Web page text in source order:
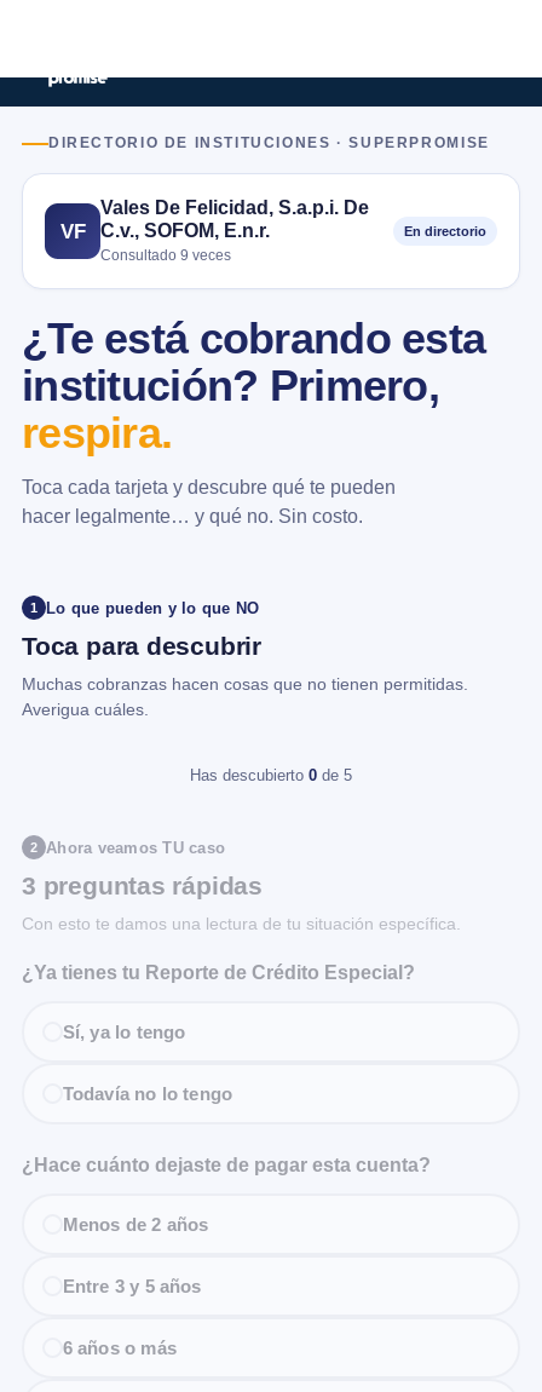
DIRECTORIO DE INSTITUCIONES · SUPERPROMISE
VF
Vales De Felicidad, S.a.p.i. De
C.v., SOFOM, E.n.r.
Consultado 9 veces
En directorio
¿Te está cobrando esta
institución? Primero,
respira.
Toca cada tarjeta y descubre qué te pueden
hacer legalmente… y qué no. Sin costo.
1 Lo que pueden y lo que NO
Toca para descubrir
Muchas cobranzas hacen cosas que no tienen permitidas.
Averigua cuáles.
Has descubierto 0 de 5
2 Ahora veamos TU caso
3 preguntas rápidas
Con esto te damos una lectura de tu situación específica.
¿Ya tienes tu Reporte de Crédito Especial?
Sí, ya lo tengo
Todavía no lo tengo
¿Hace cuánto dejaste de pagar esta cuenta?
Menos de 2 años
Entre 3 y 5 años
6 años o más